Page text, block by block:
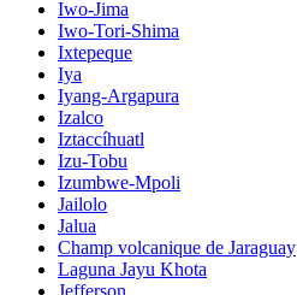
Iwo-Jima
Iwo-Tori-Shima
Ixtepeque
Iya
Iyang-Argapura
Izalco
Iztaccíhuatl
Izu-Tobu
Izumbwe-Mpoli
Jailolo
Jalua
Champ volcanique de Jaraguay
Laguna Jayu Khota
Jefferson